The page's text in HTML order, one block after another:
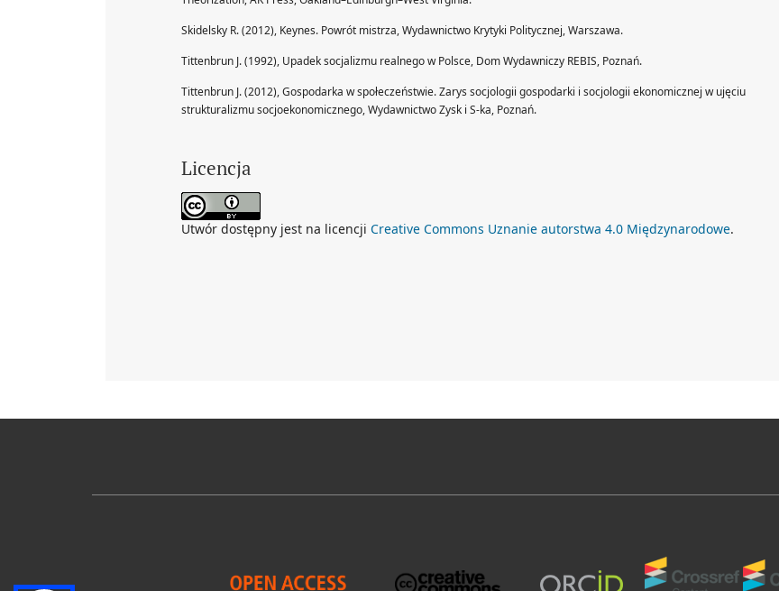
Skidelsky R. (2012), Keynes. Powrót mistrza, Wydawnictwo Krytyki Politycznej, Warszawa.
Tittenbrun J. (1992), Upadek socjalizmu realnego w Polsce, Dom Wydawniczy REBIS, Poznań.
Tittenbrun J. (2012), Gospodarka w społeczeństwie. Zarys socjologii gospodarki i socjologii ekonomicznej w ujęciu
strukturalizmu socjoekonomicznego, Wydawnictwo Zysk i S-ka, Poznań.
Licencja
Utwór dostępny jest na licencji Creative Commons Uznanie autorstwa 4.0 Międzynarodowe.